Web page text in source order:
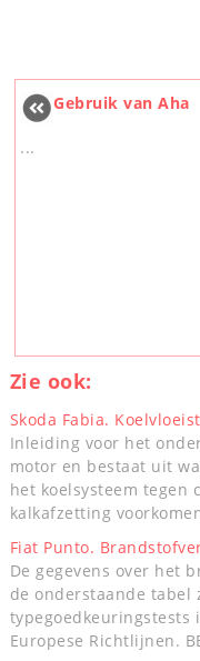
Gebruik van Aha
...
Zie ook:
Skoda Fabia.
Inleiding voor het
motor en bestaat uit
het koelsysteem tegen
kalkafzetting
Fiat Punto.
De gegevens over het
de onderstaande tabel
typegoedkeuringstests
Europese Richtlijnen.